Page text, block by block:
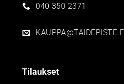
040 350 2371
KAUPPA@TAIDEPISTE.FI
Tilaukset